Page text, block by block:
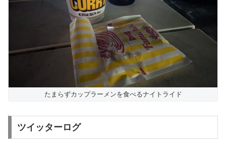
たまらずカップラーメンを食べるナイトライド
ツイッターログ